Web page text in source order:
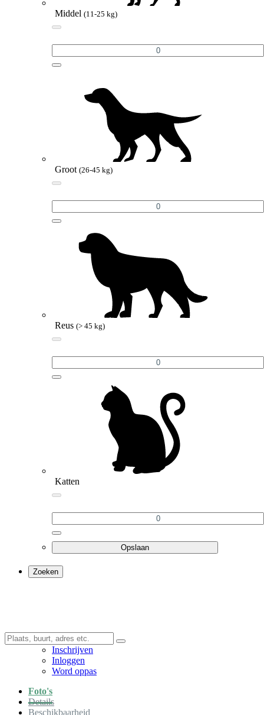
Middel (11-25 kg)
Groot (26-45 kg)
Reus (> 45 kg)
Katten
Opslaan
Zoeken
Inschrijven
Inloggen
Word oppas
Foto's
Details
Beschikbaarheid